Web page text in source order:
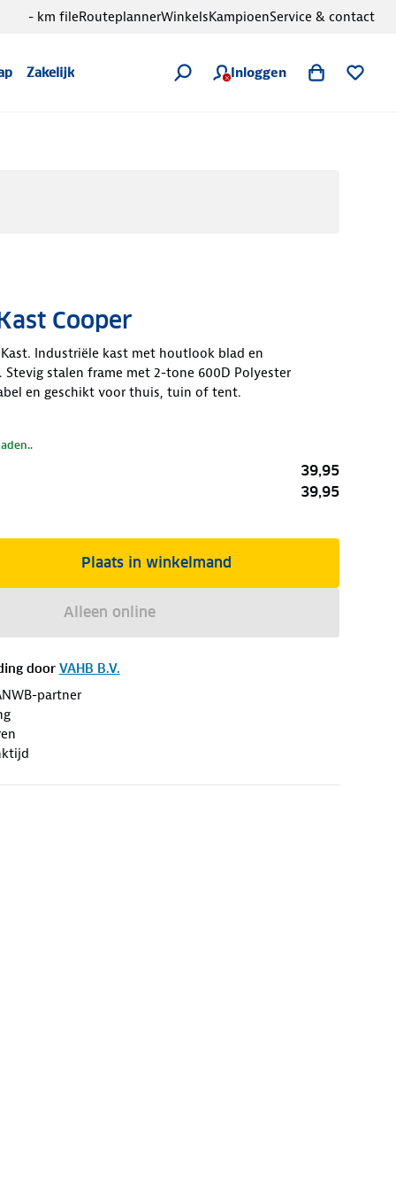
Zakelijk Inloggen
- km fileRouteplannerWinkelsKampioenService & contact
Cooper
Industriële kast met houtlook blad en
stalen frame met 2-tone 600D Polyester
en geschikt voor thuis, tuin of tent.
39,95
39,95
Plaats in winkelmand
Alleen online
door VAHB B.V.
partner